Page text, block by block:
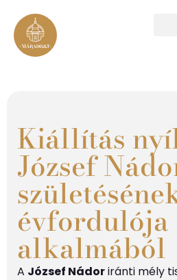
Kiállítás
József
évfordulója
alkalmából
A József Nádoriránti mély